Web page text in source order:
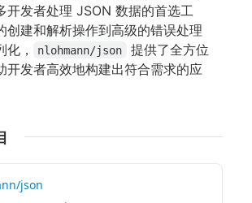
开发者处理 JSON 数据的首选工
创建和解析操作到高级的错误处理
，
nlohmann/json
提供了全方位
开发者高效地构建出符合需求的应
json